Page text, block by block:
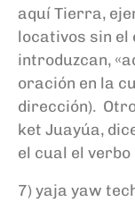
aquí Tierra,
locativos sin el
introduzcan,
oración en la
dirección).
ket Juayúa,
el cual el verbo
7) yaja yaw